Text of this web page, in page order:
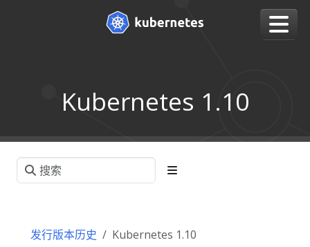
Kubernetes 1.10
发行版本历史 Kubernetes 1.10